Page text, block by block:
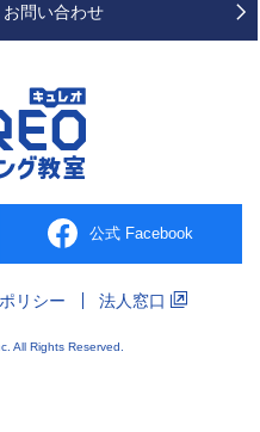
公式 Facebook
お問い合わせ
ポリシー 法人窓口
All Rights Reserved.